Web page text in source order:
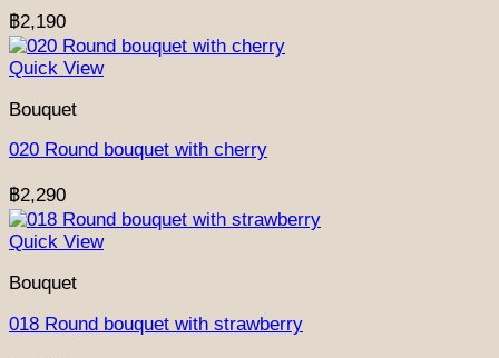
฿2,190
Quick View
Bouquet
020 Round bouquet with cherry
฿2,290
Quick View
Bouquet
018 Round bouquet with strawberry